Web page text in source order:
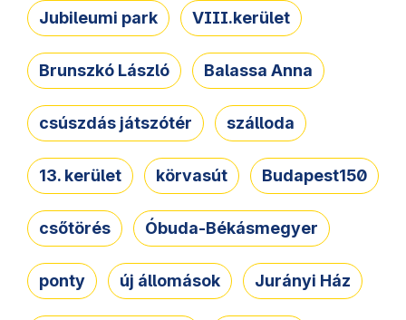
Jubileumi park VIII.kerület
Brunszkó László Balassa Anna
csúszdás játszótér szálloda
13. kerület körvasút Budapest150
csőtörés Óbuda-Békásmegyer
ponty új állomások Jurányi Ház